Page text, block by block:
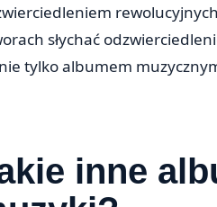
słychać
tylko albumem
inne